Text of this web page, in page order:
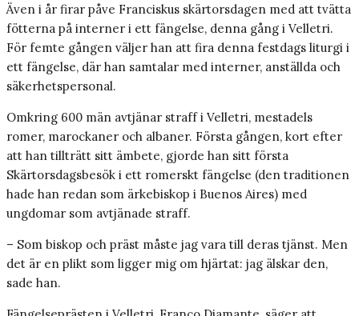
Även i år firar påve Franciskus skärtorsdagen med att tvätta
fötterna på interner i ett fängelse, denna gång i Velletri.
För femte gången väljer han att fira denna festdags liturgi i
ett fängelse, där han samtalar med interner, anställda och
säkerhetspersonal.
Omkring 600 män avtjänar straff i Velletri, mestadels
romer, marockaner och albaner. Första gången, kort efter
att han tillträtt sitt ämbete, gjorde han sitt första
Skärtorsdagsbesök i ett romerskt fängelse (den traditionen
hade han redan som ärkebiskop i Buenos Aires) med
ungdomar som avtjänade straff.
– Som biskop och präst måste jag vara till deras tjänst. Men
det är en plikt som ligger mig om hjärtat: jag älskar den,
sade han.